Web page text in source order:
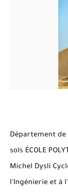
Département
sols ÉCOLE
Michel Dysli
l'Ingénierie et à